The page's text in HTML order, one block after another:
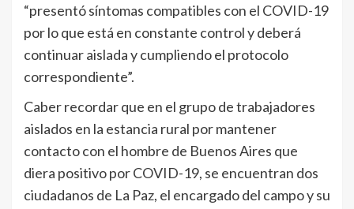
“presentó síntomas compatibles con el COVID-19
por lo que está en constante control y deberá
continuar aislada y cumpliendo el protocolo
correspondiente”.
Caber recordar que en el grupo de trabajadores
aislados en la estancia rural por mantener
contacto con el hombre de Buenos Aires que
diera positivo por COVID-19, se encuentran dos
ciudadanos de La Paz, el encargado del campo y su